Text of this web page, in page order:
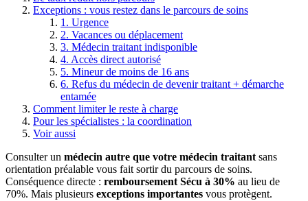
Exceptions : vous restez dans le parcours de soins
1. Urgence
2. Vacances ou déplacement
3. Médecin traitant indisponible
4. Accès direct autorisé
5. Mineur de moins de 16 ans
6. Refus du médecin de devenir traitant + démarche
entamée
Comment limiter le reste à charge
Pour les spécialistes : la coordination
Voir aussi
Consulter un médecin autre que votre médecin traitant sans
orientation préalable vous fait sortir du parcours de soins.
Conséquence directe : remboursement Sécu à 30% au lieu de
70%. Mais plusieurs exceptions importantes vous protègent.